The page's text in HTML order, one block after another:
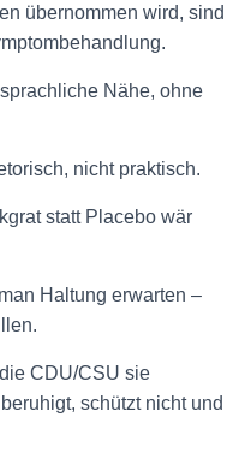
übernommen wird, sind
Nähe, ohne
nicht praktisch.
statt Placebo wär
Haltung erwarten –
CDU/CSU sie
schützt nicht und